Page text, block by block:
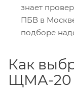
знает
ПБВ в
подборе
Как
ЩМА-20